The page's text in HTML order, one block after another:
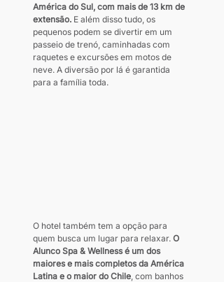
América do Sul, com mais de 13 km de
extensão. E além disso tudo, os
pequenos podem se divertir em um
passeio de trenó, caminhadas com
raquetes e excursões em motos de
neve. A diversão por lá é garantida
para a família toda.
O hotel também tem a opção para
quem busca um lugar para relaxar. O
Alunco Spa & Wellness é um dos
maiores e mais completos da América
Latina e o maior do Chile , com banhos